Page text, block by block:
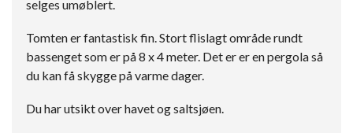
selges umøblert.
Tomten er fantastisk fin. Stort flislagt område rundt
bassenget som er på 8 x 4 meter. Det er er en pergola så
du kan få skygge på varme dager.
Du har utsikt over havet og saltsjøen.